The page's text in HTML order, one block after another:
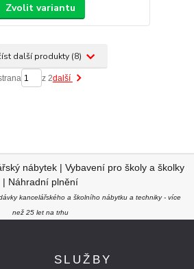
Zvolit variantu
další produkty (8)
z 2další
nábytek | Vybavení pro školy a školky
| Náhradní plnění
kancelářského a školního nábytku a techniky - více
než 25 let na trhu
SLUŽBY